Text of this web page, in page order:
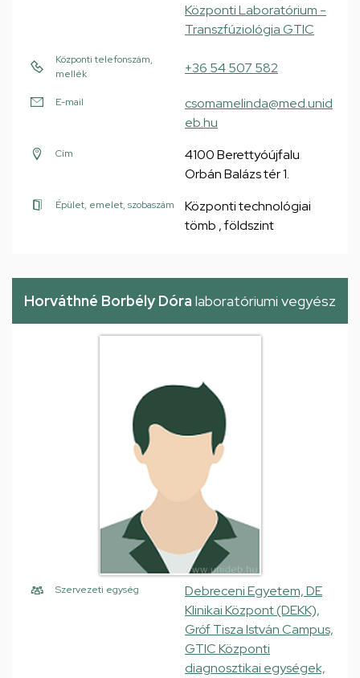
Központi Laboratórium -
Transzfúziológia GTIC
Központi telefonszám,
mellék
+36 54 507 582
E-mail
csomamelinda@med.unid
eb.hu
Cím
4100 Berettyóújfalu
Orbán Balázs tér 1.
Épület, emelet, szobaszám
Központi technológiai
tömb , földszint
Horváthné Borbély Dóra laboratóriumi vegyész
Szervezeti egység
Debreceni Egyetem, DE
Klinikai Központ (DEKK),
Gróf Tisza István Campus,
GTIC Központi
diagnosztikai egységek,